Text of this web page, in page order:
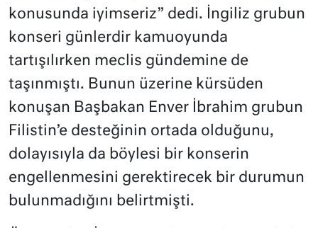
konusunda iyimseriz” dedi. İngiliz grubun
konseri günlerdir kamuoyunda
tartışılırken meclis gündemine de
taşınmıştı. Bunun üzerine kürsüden
konuşan Başbakan Enver İbrahim grubun
Filistin’e desteğinin ortada olduğunu,
dolayısıyla da böylesi bir konserin
engellenmesini gerektirecek bir durumun
bulunmadığını belirtmişti.